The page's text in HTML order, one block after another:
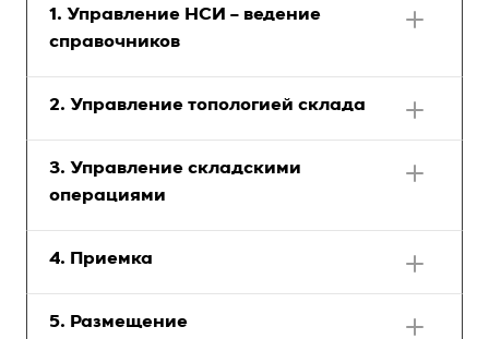
min/max)
комплектация\разукомплектация
1. Управление НСИ – ведение
справочников
2. Управление топологией склада
3. Управление складскими
операциями
4. Приемка
5. Размещение